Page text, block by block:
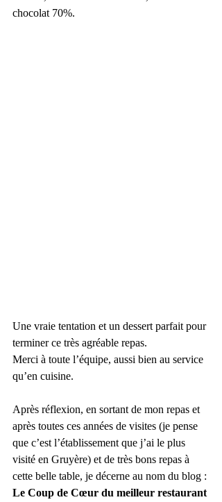
chocolat 70%.
Une vraie tentation et un dessert parfait pour
terminer ce très agréable repas.
Merci à toute l’équipe, aussi bien au service
qu’en cuisine.
Après réflexion, en sortant de mon repas et
après toutes ces années de visites (je pense
que c’est l’établissement que j’ai le plus
visité en Gruyère) et de très bons repas à
cette belle table, je décerne au nom du blog :
Le Coup de Cœur du meilleur restaurant